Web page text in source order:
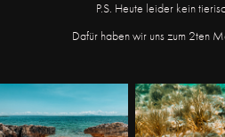
P.S. Heute leider kein
Dafür haben wir uns zum 2ten